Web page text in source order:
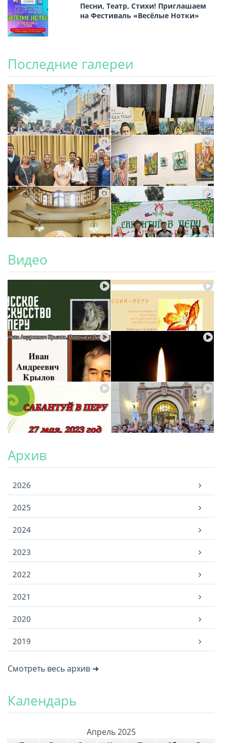
Песни, Театр, Стихи! Приглашаем
на Фестиваль «Весёлые Нотки»
Последние галереи
Видео
Архив
2026
2025
2024
2023
2022
2021
2020
2019
Смотреть весь архив ➜
Календарь
Апрель 2025